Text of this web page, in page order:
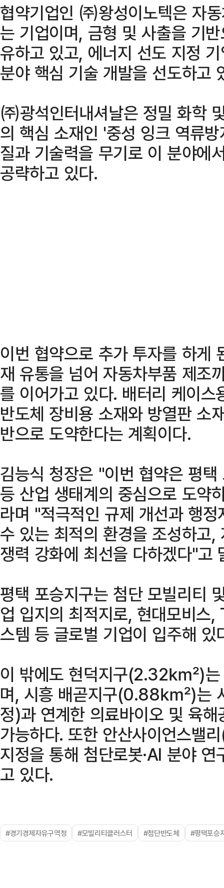
협약기업인 ㈜왕성이노텍은 자
는 기업이며, 금형 및 사출을 기
유하고 있고, 에너지 선도 지정
분야 핵심 기술 개발을 선도하고
㈜광석인터내셔날은 정밀 화학
의 핵심 소재인 '중성 잉크 역류
질과 기술력을 무기로 이 분야에
공략하고 있다.
이번 협약으로 추가 투자를 하게
재 유통을 넘어 자동차부품 제조
를 이어가고 있다. 배터리 케이
반도체 장비용 소재와 방열판 소
반으로 도약한다는 계획이다.
김능식 청장은 "이번 협약은 평
등 산업 생태계의 중심으로 도약
라며 "적극적인 규제 개선과 행
수 있는 최적의 환경을 조성하고
쟁력 강화에 최선을 다하겠다"고
평택 포승지구는 첨단 모빌리티
업 입지의 최적지로, 현대모비스
스템 등 글로벌 기업이 입주해 있
이 밖에도 현덕지구(2.32㎢)는
며, 시흥 배곧지구(0.88㎢)는
정)과 연계한 의료바이오 및 육
가능하다. 또한 안산사이언스
지정을 통해 첨단로봇·AI 분야
고 있다.
#경기경제자유구역청 #모빌리티클러스터 #첨단반도체 #평택포승